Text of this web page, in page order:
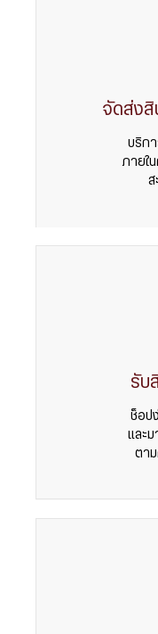
จัดส่งสิ
บริก
ภายใ
ส
รับ
ช็อป
และม
ตา